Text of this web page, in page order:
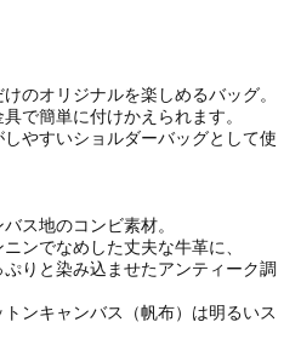
のオリジナルを楽しめるバッグ。
で簡単に付けかえられます。
やすいショルダーバッグとして使
ス地のコンビ素材。
ンでなめした丈夫な牛革に、
りと染み込ませたアンティーク調
ンキャンバス（帆布）は明るいス